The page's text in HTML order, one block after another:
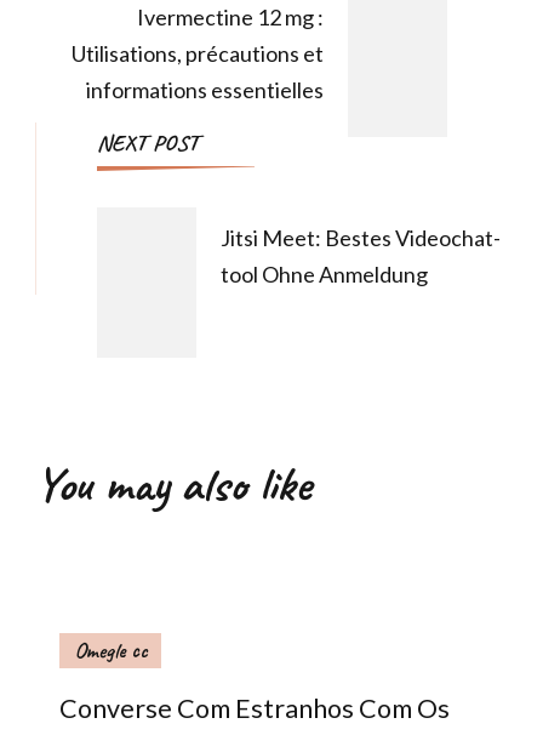
Ivermectine 12 mg :
Utilisations, précautions et
informations essentielles
NEXT POST
Jitsi Meet: Bestes Videochat-
tool Ohne Anmeldung
You may also like
Omegle cc
Converse Com Estranhos Com Os